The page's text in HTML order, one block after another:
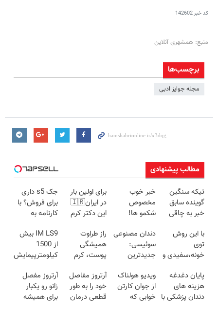
کد خبر142602
منبع: همشهری آنلاین
برچسب‌ها
مجله جوایز ادبی
مطالب پیشنهادی
تیکه سنگین
گوینده سابق
خبر به چاقی
برنامه زنده😳
ببین چیشد
خبر خوب
مخصوص
شکمو ها!
روش لاغری
معرفی شد
برای اولین بار
در ایران🇮🇷
این دکتر کرم
روزه ساخت!
جک s5 داری
برای فروش؟ با
کارنامه به
بفروش!
با این روش
توی
خونه،سفیدی و
برگردون
(40%off)
دندان مصنوعی
سوئیسی:
جدیدترین
سبک و مقاوم |
پرداخت قسطی
راز طراوت
همیشگی
پوست، کرم
با 45%تخفیف
IM LS9 بیش
از 1500
کیلومترپیمایش
پایان دغدغه
هزینه های
دندان پزشکی با
ویدیو هولناک
از جوان کارتن
خوابی که
آرتروز مفاصل
خود را به طور
قطعی درمان
آرتروز مفصل
زانو رو یکبار
برای همیشه